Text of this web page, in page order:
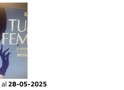
al28-05-2025